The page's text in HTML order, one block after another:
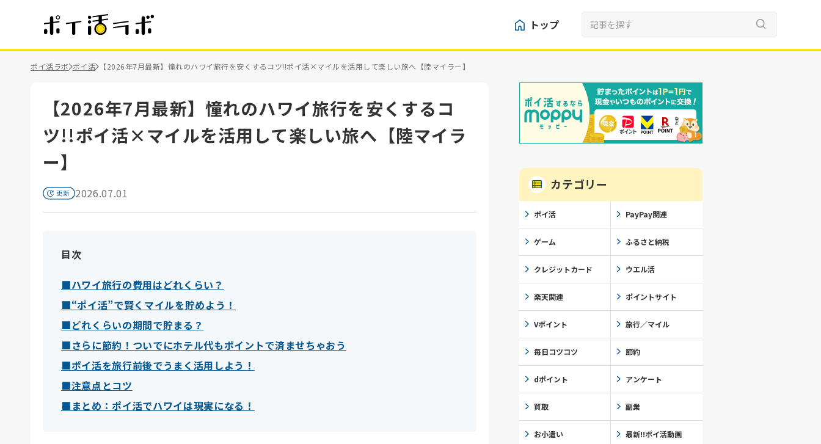
トップ
ポイ活ラボ ポイ活 【2026年7月最新】憧れのハワイ旅行を安くするコツ!!ポイ活×マイルを活用して楽しい旅へ【陸マイラー】
【2026年7月最新】憧れのハワイ旅行を安くするコ
ツ!!ポイ活×マイルを活用して楽しい旅へ【陸マイラ
ー】
2026.07.01
目次
■ハワイ旅行の費用はどれくらい？
■“ポイ活”で賢くマイルを貯めよう！
■どれくらいの期間で貯まる？
■さらに節約！ついでにホテル代もポイントで済ませちゃおう
■ポイ活を旅行前後でうまく活用しよう！
■注意点とコツ
■まとめ：ポイ活でハワイは現実になる！
カテゴリー
ポイ活 PayPay関連
ゲーム ふるさと納税
クレジットカード ウエル活
楽天関連 ポイントサイト
Vポイント 旅行／マイル
毎日コツコツ 節約
dポイント アンケート
買取 副業
お小遣い 最新!!ポイ活動画